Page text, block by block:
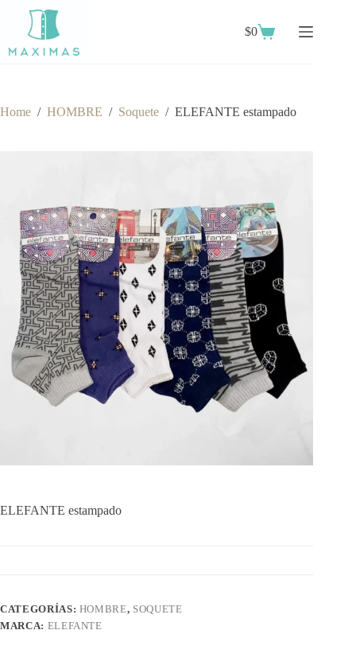
content
Shopping
$0
Home / HOMBRE / Soquete / ELEFANTE estampado
ELEFANTE estampado
CATEGORÍAS: HOMBRE, SOQUETE
MARCA: ELEFANTE